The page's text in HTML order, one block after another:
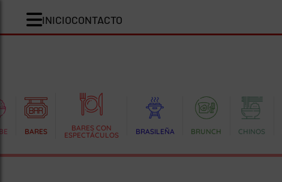
INICIOCONTACTO
BARES
BARES CON
ESPECTÁCULOS
BRASILEÑA BRUNCH CHINOS